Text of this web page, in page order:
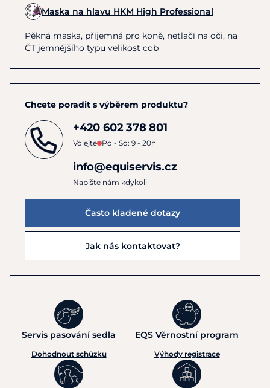
Maska na hlavu HKM High Professional
Pěkná maska, příjemná pro koně, netlačí na oči, na
ČT jemnějšího typu velikost cob
Chcete poradit s výběrem produktu?
+420 602 378 801
Volejte Po - So: 9 - 20h
info@equiservis.cz
Napište nám kdykoli
Často kladené dotazy
Jak nás kontaktovat?
Servis pasování sedla
Dohodnout schůzku
EQS Věrnostní program
Výhody registrace